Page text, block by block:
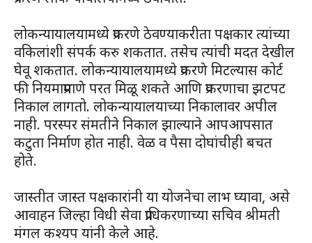
लोकन्यायालयामध्ये प्रकरणे ठेवण्याकरीता पक्षकार त्यांच्या
वकिलांशी संपर्क करु शकतात. तसेच त्यांची मदत देखील
घेवू शकतात. लोकन्यायालयामध्ये प्रकरणे मिटल्यास कोर्ट
फी नियमाप्रमाणे परत मिळू शकते आणि प्रकरणाचा झटपट
निकाल लागतो. लोकन्यायालयाच्या निकालावर अपील
नाही. परस्पर संमतीने निकाल झाल्याने आपआपसात
कटुता निर्माण होत नाही. वेळ व पैसा दोघांचीही बचत
होते.
जास्तीत जास्त पक्षकारांनी या योजनेचा लाभ घ्यावा, असे
आवाहन जिल्हा विधी सेवा प्राधिकरणाच्या सचिव श्रीमती
मंगल कश्यप यांनी केले आहे.